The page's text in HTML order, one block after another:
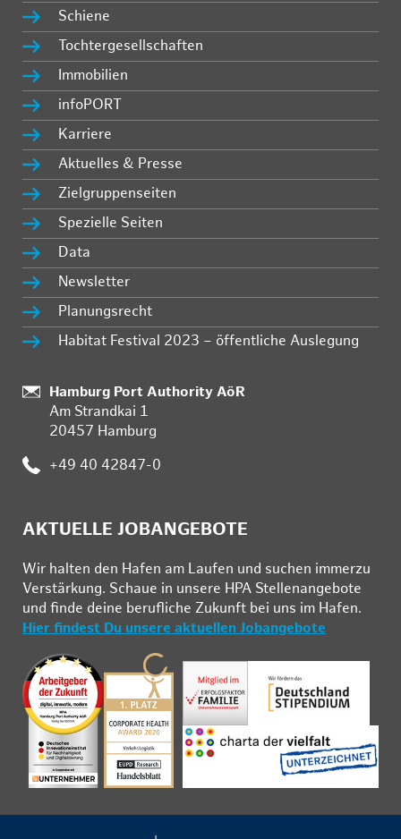
Schiene
Tochtergesellschaften
Immobilien
infoPORT
Karriere
Aktuelles & Presse
Zielgruppenseiten
Spezielle Seiten
Data
Newsletter
Planungsrecht
Habitat Festival 2023 – öffentliche Auslegung
:
Hamburg Port Authority AöR
Am Strandkai 1
20457 Hamburg
: +49 40 42847-0
AKTUELLE JOBANGEBOTE
Wir hal­ten den Ha­fen am Lau­fen und su­chen im­mer­zu
Ver­stär­kung. Schau­e in un­se­re HPA Stel­len­an­ge­bo­te
und fin­de deine be­ruf­li­che Zu­kunft bei uns im Ha­fen.
Hier findest Du unsere aktuellen Jobangebote